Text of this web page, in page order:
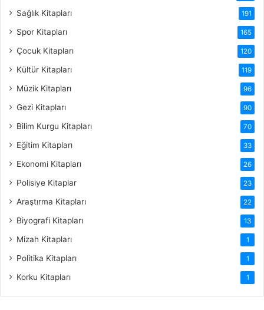
Sağlık Kitapları 191
Spor Kitapları 165
Çocuk Kitapları 120
Kültür Kitapları 119
Müzik Kitapları 96
Gezi Kitapları 90
Bilim Kurgu Kitapları 70
Eğitim Kitapları 33
Ekonomi Kitapları 26
Polisiye Kitaplar 23
Araştırma Kitapları 22
Biyografi Kitapları 13
Mizah Kitapları 1
Politika Kitapları 1
Korku Kitapları 1